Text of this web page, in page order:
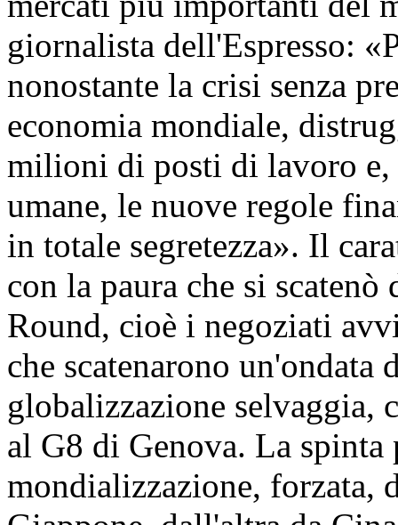
giornalista dell'Espresso:
nonostante la crisi senza
economia mondiale,
milioni di posti di lavoro e,
umane, le nuove regole
in totale segretezza». Il
con la paura che si
Round, cioè i negoziati
che scatenarono un'ondata
globalizzazione selvaggia,
al G8 di Genova. La
mondializzazione, forzata,